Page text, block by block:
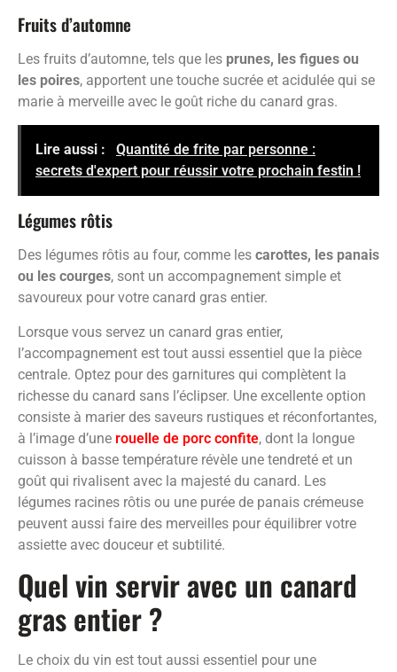
Fruits d’automne
Les fruits d’automne, tels que les prunes, les figues ou
les poires, apportent une touche sucrée et acidulée qui se
marie à merveille avec le goût riche du canard gras.
Lire aussi :
Quantité de frite par personne :
secrets d'expert pour réussir votre prochain festin !
Légumes rôtis
Des légumes rôtis au four, comme les carottes, les panais
ou les courges, sont un accompagnement simple et
savoureux pour votre canard gras entier.
Lorsque vous servez un canard gras entier,
l’accompagnement est tout aussi essentiel que la pièce
centrale. Optez pour des garnitures qui complètent la
richesse du canard sans l’éclipser. Une excellente option
consiste à marier des saveurs rustiques et réconfortantes,
à l’image d’une rouelle de porc confite, dont la longue
cuisson à basse température révèle une tendreté et un
goût qui rivalisent avec la majesté du canard. Les
légumes racines rôtis ou une purée de panais crémeuse
peuvent aussi faire des merveilles pour équilibrer votre
assiette avec douceur et subtilité.
Quel vin servir avec un canard
gras entier ?
Le choix du vin est tout aussi essentiel pour une